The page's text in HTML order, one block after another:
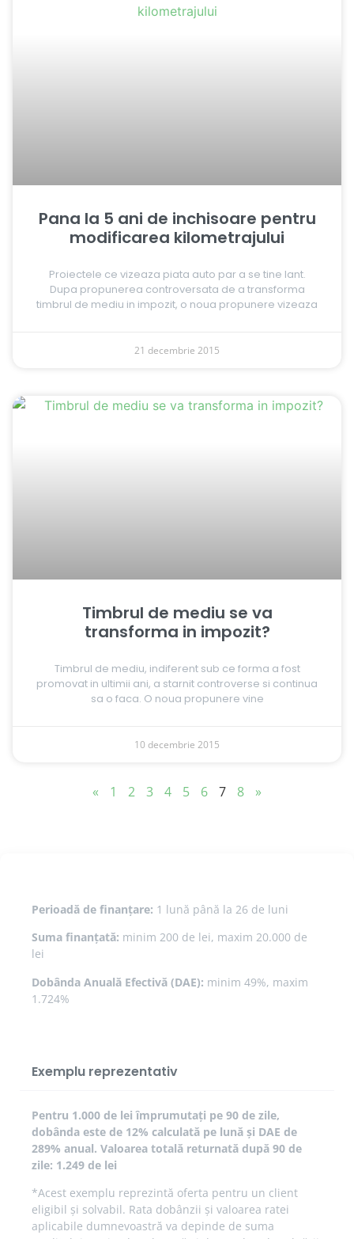
Pana la 5 ani de inchisoare pentru
modificarea kilometrajului
Proiectele ce vizeaza piata auto par a se tine lant.
Dupa propunerea controversata de a transforma
timbrul de mediu in impozit, o noua propunere vizeaza
21 decembrie 2015
Timbrul de mediu se va
transforma in impozit?
Timbrul de mediu, indiferent sub ce forma a fost
promovat in ultimii ani, a starnit controverse si continua
sa o faca. O noua propunere vine
10 decembrie 2015
« 1 2 3 4 5 6 7 8 »
Perioadă de finanțare: 1 lună până la 26 de luni
Suma finanțată: minim 200 de lei, maxim 20.000 de
lei
Dobânda Anuală Efectivă (DAE): minim 49%, maxim
1.724%
Exemplu reprezentativ
Pentru 1.000 de lei împrumutați pe 90 de zile,
dobânda este de 12% calculată pe lună și DAE de
289% anual. Valoarea totală returnată după 90 de
zile: 1.249 de lei
*Acest exemplu reprezintă oferta pentru un client
eligibil și solvabil. Rata dobânzii și valoarea ratei
aplicabile dumnevoastră va depinde de suma